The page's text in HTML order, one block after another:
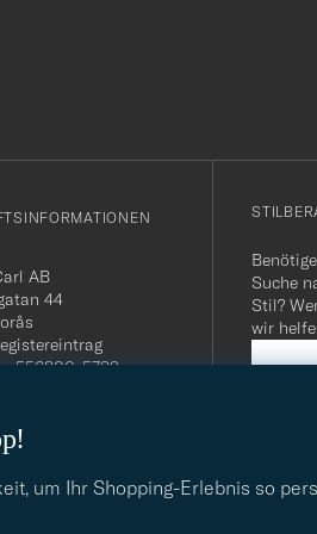
um Ihr Shopping-Erlebnis so
AB
44
556800-5739
SE556800573901
040 / 22 63 88 96
Suche
Stil?
wir